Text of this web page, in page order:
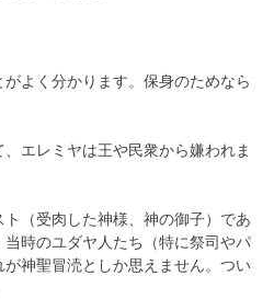
よく分かります。保身のためなら
エレミヤは王や民衆から嫌われま
（受肉した神様、神の御子）であ
時のユダヤ人たち（特に祭司やパ
神聖冒涜としか思えません。つい